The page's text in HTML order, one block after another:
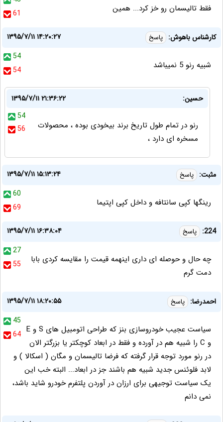
61
فقط تالیسمان رو خز کرد... همین
کارشناس باهوش: پاسخ
۱۳۹۵/۷/۱۱ ۱۴:۲۰:۲۷
54
54
شبیه رنو 5 نمیباشد
حسین:
۱۳۹۵/۷/۱۱ ۲۱:۳۶:۲۲
54
56
رنو در تمام طول تاریخ برند بیخودی بوده ، محصولات
مسخره ای دارد ،
مثبت: پاسخ
۱۳۹۵/۷/۱۱ ۱۵:۱۳:۲۴
60
69
رینگها کپی سانتافه و داخل کپی اپتیما
224: پاسخ
۱۳۹۵/۷/۱۱ ۱۶:۳۸:۰۴
27
55
چه حال و حوصله ای داری اینهمه قیمت را مقایسه کردی بابا
دمت گرم
احمدرضا: پاسخ
۱۳۹۵/۷/۱۱ ۱۸:۲۰:۵۵
45
64 سیاست عجیب خودروسازی بنز که طراحی اتومبیل های S و E
و C را شبیه هم در آورده و فقط در ابعاد کوچکتر یا بزرگتر الان
در رنو مورد توجه قرار گرفته که فرضا تالیسمان و مگان ( اسکالا ) و
لابد فلوئنس جدید شبیه هم باشند جز در ابعاد... البته خب این
یک سیاست توجیهی برای ارزان در آوردن پلتفرم خودرو شاید باشد،
نمی دانم